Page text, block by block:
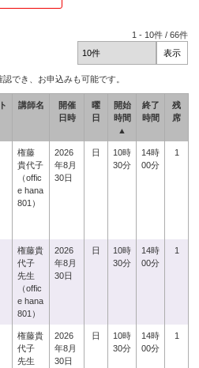
1 - 10件 /66件
でき、お申込みも可能です。
講師名
開催
日時
曜
日
開始
時間
▲
終了
時間
残
席
権藤
貴代子
（offic
e hana
801）
2026
年8月
30日
日
10時
30分
14時
00分
1
権藤貴
代子
先生
（offic
e hana
801）
2026
年8月
30日
日
10時
30分
14時
00分
1
権藤貴
代子
先生
2026
年8月
30日
日
10時
30分
14時
00分
1